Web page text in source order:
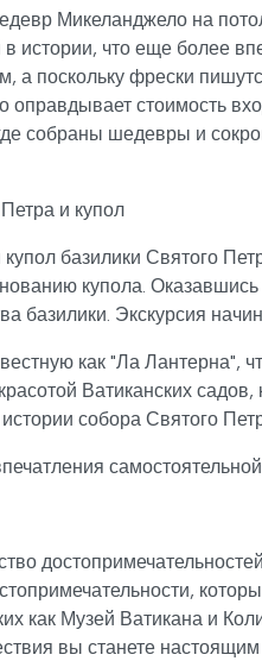
Микеланджело на
истории, что еще более
а поскольку фрески
оправдывает стоимость
собраны шедевры и
и купол
базилики Святого
купола.
базилики. Экскурсия
как "Ла Лантерна",
Ватиканских
собора Святого
как Музей Ватикана и
вы станете